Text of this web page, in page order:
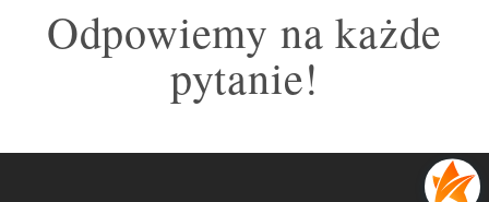
Odpowiemy na każde
pytanie!